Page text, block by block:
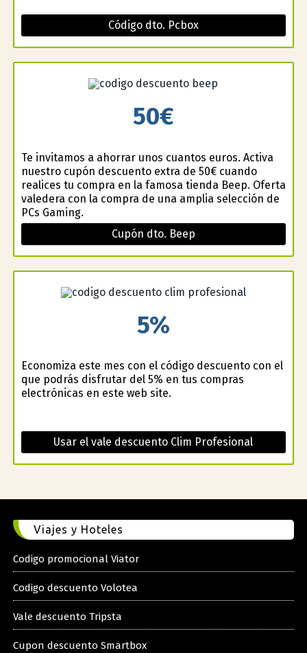
Código dto. Pcbox
50€
Te invitamos a ahorrar unos cuantos euros. Activa
nuestro cupón descuento extra de 50€ cuando
realices tu compra en la famosa tienda Beep. Oferta
valedera con la compra de una amplia selección de
PCs Gaming.
Cupón dto. Beep
5%
Economiza este mes con el código descuento con el
que podrás disfrutar del 5% en tus compras
electrónicas en este web site.
Usar el vale descuento Clim Profesional
Viajes y Hoteles
Codigo promocional Viator
Codigo descuento Volotea
Vale descuento Tripsta
Cupon descuento Smartbox